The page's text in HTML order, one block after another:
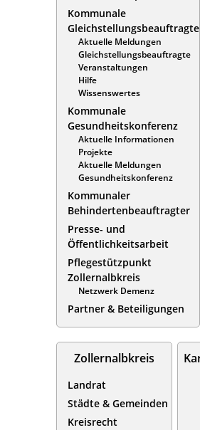
Kommunale
Gleichstellungsbeauftragte
Aktuelle Meldungen
Gleichstellungsbeauftragte
Veranstaltungen
Hilfe
Wissenswertes
Kommunale
Gesundheitskonferenz
Aktuelle Informationen
Projekte
Aktuelle Meldungen
Gesundheitskonferenz
Kommunaler
Behindertenbeauftragter
Presse- und
Öffentlichkeitsarbeit
Pflegestützpunkt
Zollernalbkreis
Netzwerk Demenz
Partner & Beteiligungen
Zollernalbkreis
Landrat
Städte & Gemeinden
Kreisrecht